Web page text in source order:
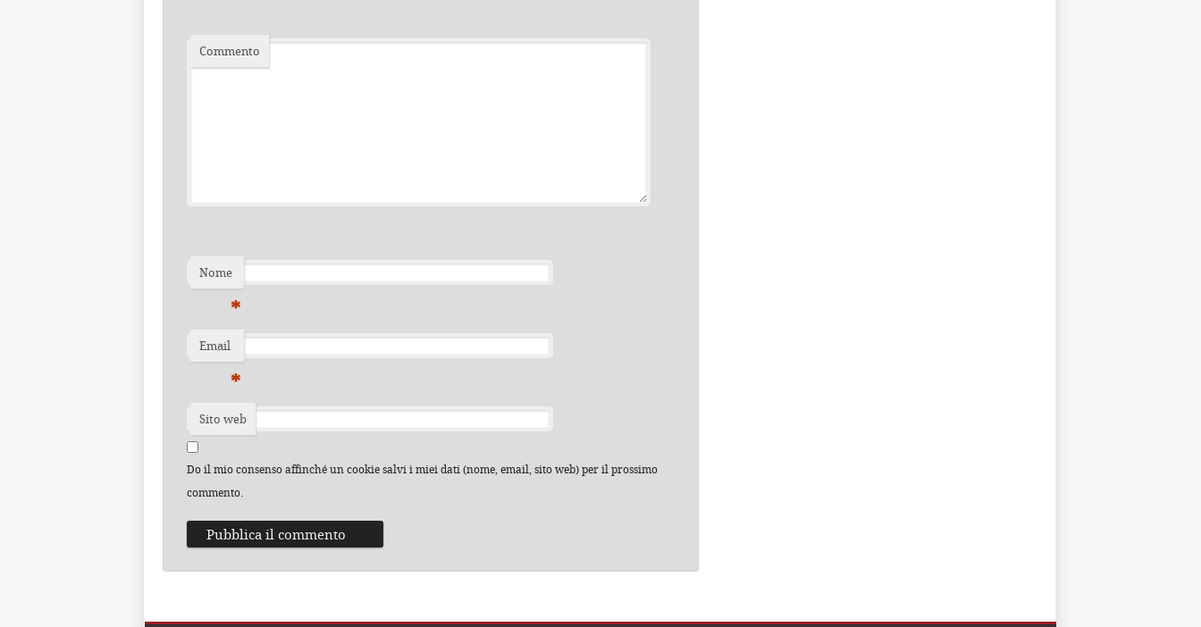
Commento
Nome
*
Email
*
Sito web
Do il mio consenso affinché un cookie salvi i miei dati (nome, email, sito web) per il prossimo
commento.